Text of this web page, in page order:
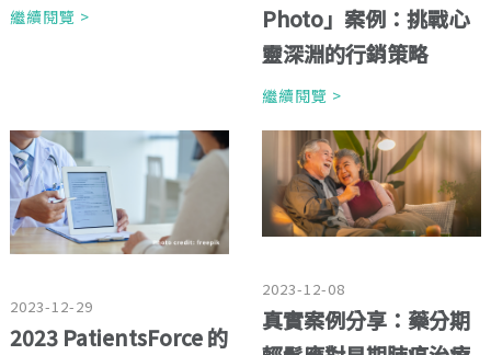
繼續閱覽 >
Photo」案例：挑戰心
靈深淵的行銷策略
繼續閱覽 >
2023-12-29
2023 PatientsForce 的
2023-12-08
真實案例分享：藥分期